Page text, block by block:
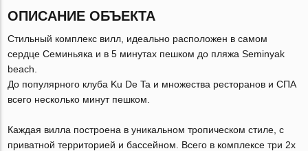
ОПИСАНИЕ ОБЪЕКТА
Стильный комплекс вилл, идеально расположен в самом
сердце Семиньяка и в 5 минутах пешком до пляжа Seminyak
beach.
До популярного клуба Ku De Ta и множества ресторанов и СПА
всего несколько минут пешком.
Каждая вилла построена в уникальном тропическом стиле, с
приватной территорией и бассейном. Всего в комплексе три 2х